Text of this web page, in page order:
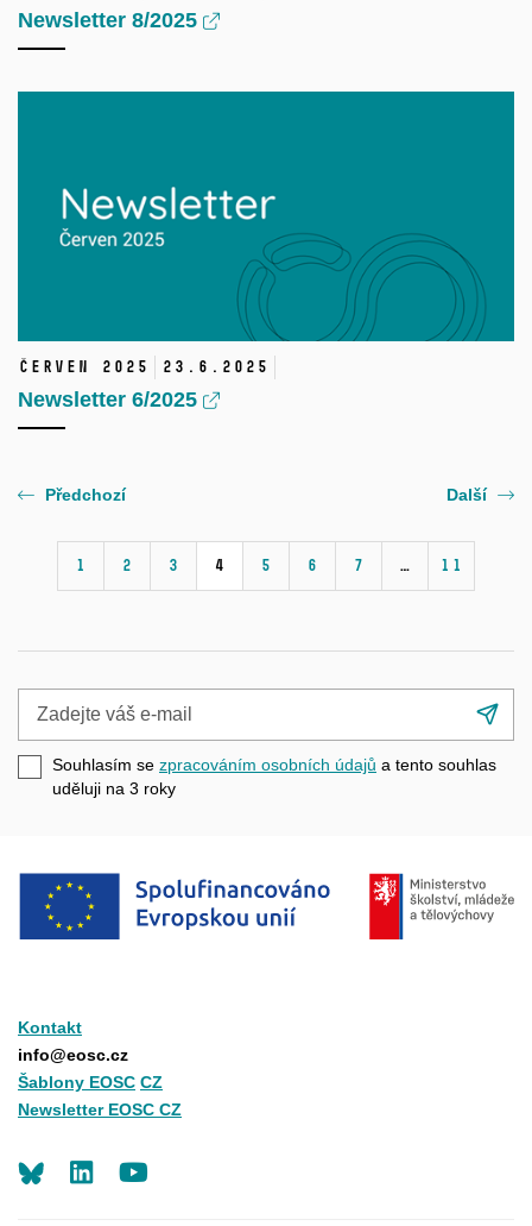
Newsletter 8/2025
červen 2025 23. 6. 2025
Newsletter 6/2025
Předchozí
1 2 3 4 5 6 7 … 11
Další
e-
mail
Souhlasím se zpracováním osobních údajů a tento souhlas
uděluji na 3 roky
Kontakt
info@eosc.cz
Šablony EOSC CZ
Newsletter EOSC CZ
LinkedIn